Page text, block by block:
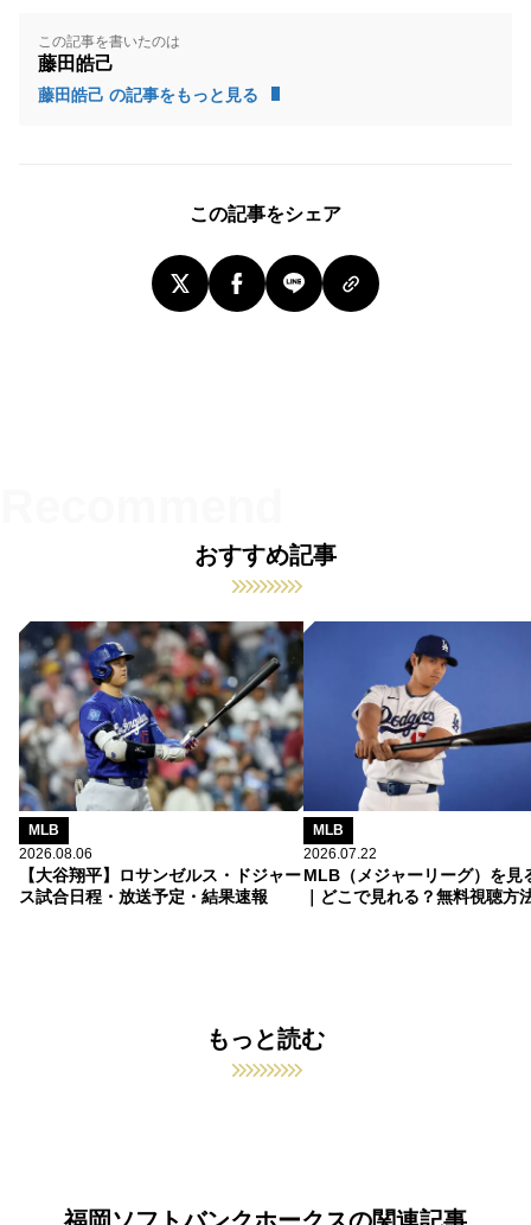
この記事を書いたのは
藤田皓己
藤田皓己 の記事をもっと見る
この記事をシェア
おすすめ記事
MLB
2026.08.06
【大谷翔平】ロサンゼルス・ドジャー
ス試合日程・放送予定・結果速報
MLB
2026.07.22
MLB（メジャーリーグ）を見
｜どこで見れる？無料視聴方
もっと読む